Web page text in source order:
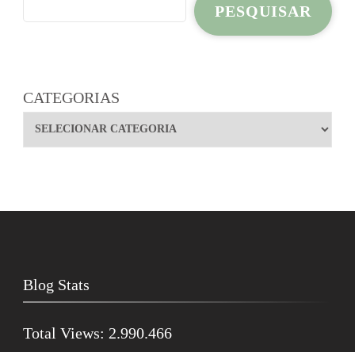
PESQUISAR
CATEGORIAS
Blog Stats
Total Views: 2.990.466